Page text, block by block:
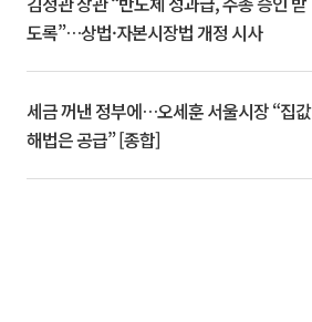
도록”…상법·자본시장법 개정 시사
세금 꺼낸 정부에…오세훈 서울시장 “집값
해법은 공급” [종합]